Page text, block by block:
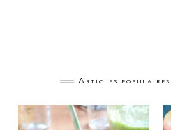
Articles populaires